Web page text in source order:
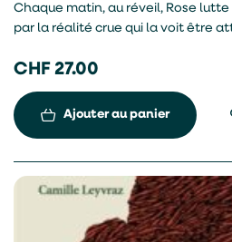
Chaque matin, au réveil, Rose
par la réalité crue qui la voit être
apprenant la mort de sa fille Anna,
les événements marquants de sa
circonstances de l’accident et
CHF 27.00
Ajouter au panier